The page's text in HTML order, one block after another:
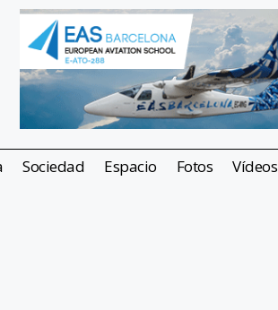
Sociedad Espacio Fotos Vídeos